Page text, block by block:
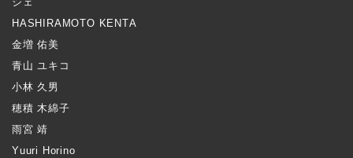
HASHIRAMOTO KENTA
金増 佑美
青山 ユキコ
小林 久男
穂積 木綿子
雨宮 靖
Yuuri Horino